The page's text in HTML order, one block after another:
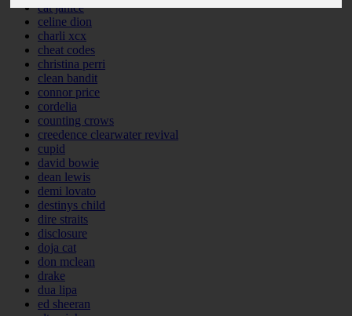
cat janice
celine dion
charli xcx
cheat codes
christina perri
clean bandit
connor price
cordelia
counting crows
creedence clearwater revival
cupid
david bowie
dean lewis
demi lovato
destinys child
dire straits
disclosure
doja cat
don mclean
drake
dua lipa
ed sheeran